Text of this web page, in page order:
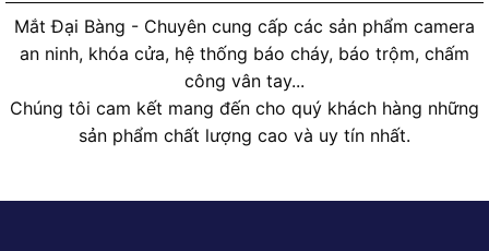
Mắt Đại Bàng - Chuyên cung cấp các sản phẩm camera
an ninh, khóa cửa, hệ thống báo cháy, báo trộm, chấm
công vân tay...
Chúng tôi cam kết mang đến cho quý khách hàng những
sản phẩm chất lượng cao và uy tín nhất.